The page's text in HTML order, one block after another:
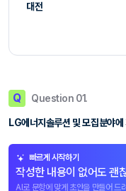
대전
Q Question 01.
LG에너지솔루션 및 모집분야
빠르게 시작하기
작성한 내용이 없어도 괜
AI로 문항에 맞게 초안을 만들어 드